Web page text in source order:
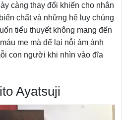
càng thay đổi khiến cho nhân
chất và những hệ lụy chúng
tiểu thuyết không mang đến
me mà để lại nỗi ám ảnh
con người khi nhìn vào đĩa
Ayatsuji